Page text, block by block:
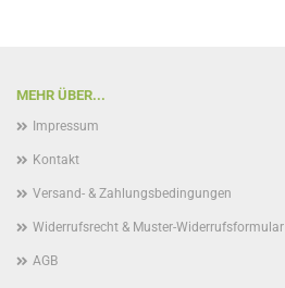
MEHR ÜBER...
Impressum
Kontakt
Versand- & Zahlungsbedingungen
Widerrufsrecht & Muster-Widerrufsformular
AGB